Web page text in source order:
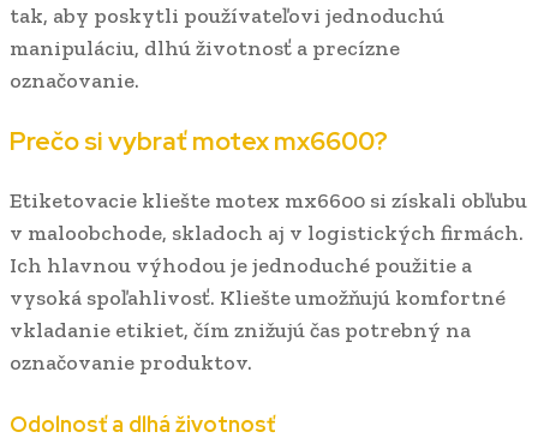
tak, aby poskytli používateľovi jednoduchú
manipuláciu, dlhú životnosť a precízne
označovanie.
Prečo si vybrať motex mx6600?
Etiketovacie kliešte motex mx6600 si získali obľubu
v maloobchode, skladoch aj v logistických firmách.
Ich hlavnou výhodou je jednoduché použitie a
vysoká spoľahlivosť. Kliešte umožňujú komfortné
vkladanie etikiet, čím znižujú čas potrebný na
označovanie produktov.
Odolnosť a dlhá životnosť